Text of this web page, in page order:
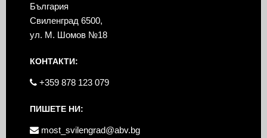
България
Свиленград 6500,
ул. М. Шомов №18
КОНТАКТИ:
+359 878 123 079
ПИШЕТЕ НИ:
most_svilengrad@abv.bg